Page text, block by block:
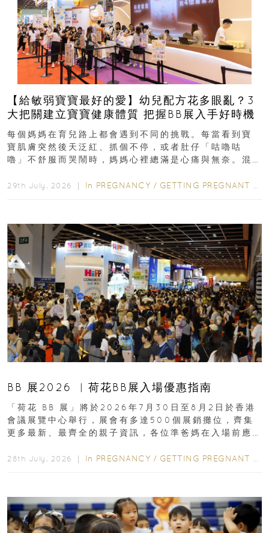
【給敏弱寶寶最好的愛】幼兒配方花多眼亂？3
大把關建立寶寶健康體質 把握BB展入手好時機
每個媽媽在育兒路上都會遇到不同的挑戰。每當看到寶
寶肌膚突然後天泛紅、抓個不停，或者肚仔「咕嚕咕
嚕」不舒服而哭鬧時，媽媽心裡總滿是心痛與無奈。混
29th July, 2026 ｜ In PREGNANCY / GETTING PREGNANT
BB 展2026 ︳荷花BB展入場優惠指南
「荷花 BB 展」將於2026年7月30日至8月2日於香港
會議展覽中心舉行，展會有多達500個展銷攤位，齊集
更多最新、最齊全的親子資訊，各位準爸媽在入場前應
28th July, 2026 ｜ In PREGNANCY / GETTING PREGNANT